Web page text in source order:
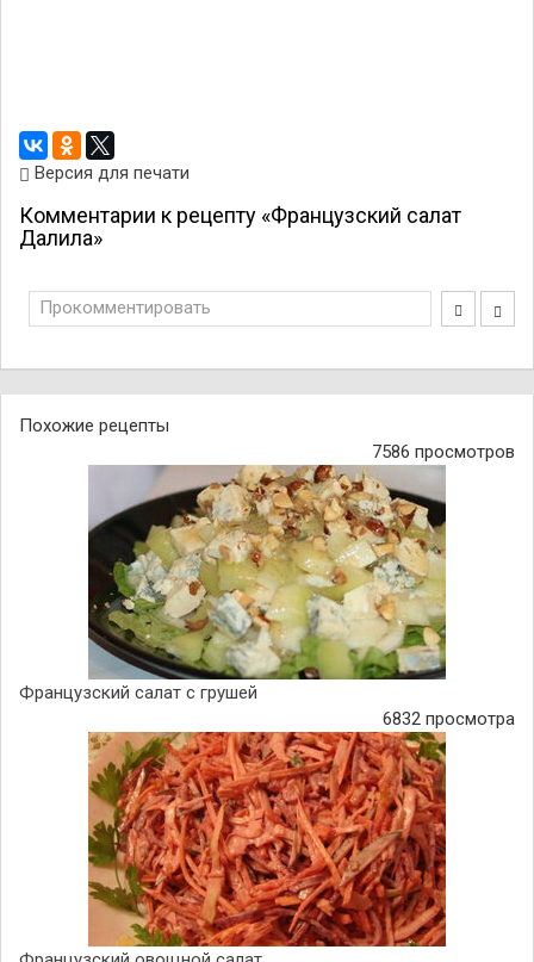
Версия для печати
Комментарии к рецепту «Французский салат
Далила»
Прокомментировать
Похожие рецепты
7586 просмотров
Французский салат с грушей
6832 просмотра